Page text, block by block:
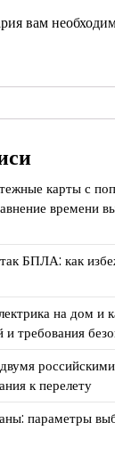
вам
карты с
времени
БПЛА: как
на дом и
и требования
к перелету
параметры